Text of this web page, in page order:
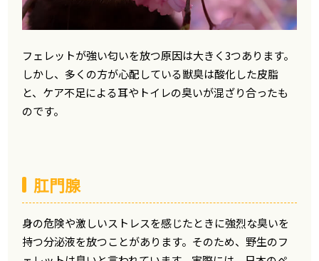
フェレットが強い匂いを放つ原因は大きく3つあります。
しかし、多くの方が心配している獣臭は酸化した皮脂
と、ケア不足による耳やトイレの臭いが混ざり合ったも
のです。
肛門腺
身の危険や激しいストレスを感じたときに強烈な臭いを
持つ分泌液を放つことがあります。そのため、野生のフ